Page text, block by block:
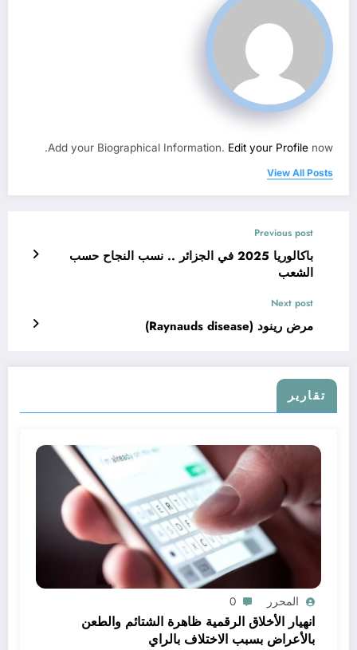
Add your Biographical Information. Edit your Profile now.
View All Posts
Previous post
باكالوريا 2025 في الجزائر .. نسب النجاح حسب
الشعب
Next post
مرض رينود (Raynauds disease)
تقارير
المحرر 0
انهيار الأخلاق الرقمية ظاهرة الشتائم والطعن
بالأعراض بسبب الاختلاف بالراي